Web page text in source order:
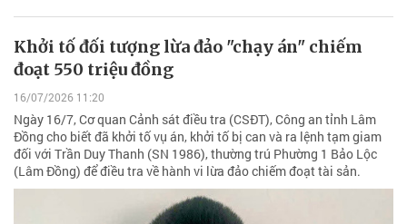
Khởi tố đối tượng lừa đảo "chạy án" chiếm
đoạt 550 triệu đồng
16/07/2026 11:20
Ngày 16/7, Cơ quan Cảnh sát điều tra (CSĐT), Công an tỉnh Lâm
Đồng cho biết đã khởi tố vụ án, khởi tố bị can và ra lệnh tạm giam
đối với Trần Duy Thanh (SN 1986), thường trú Phường 1 Bảo Lộc
(Lâm Đồng) để điều tra về hành vi lừa đảo chiếm đoạt tài sản.